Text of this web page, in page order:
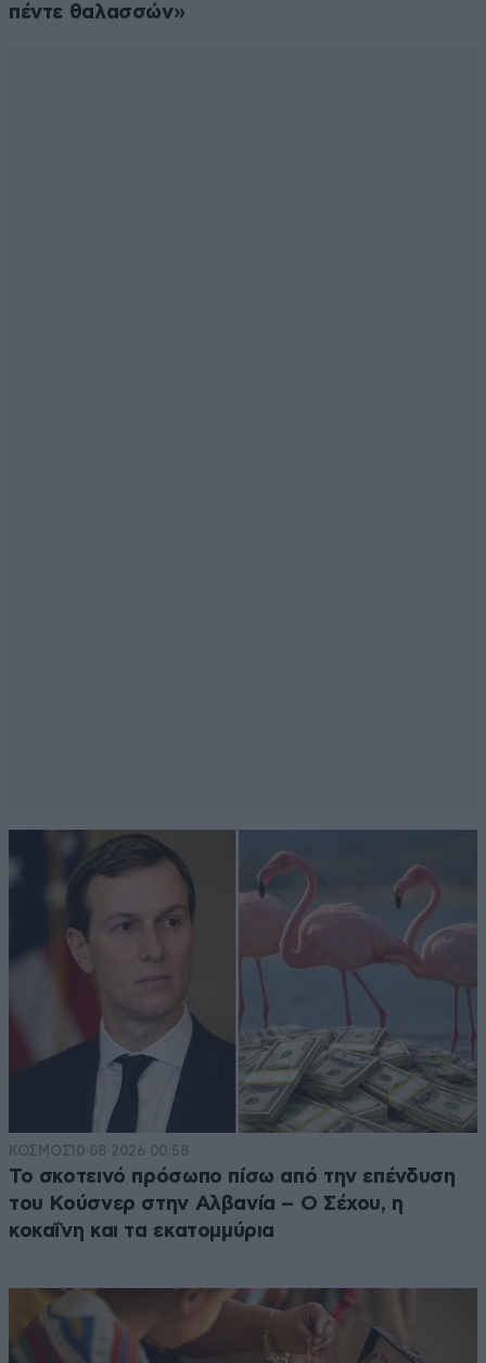
πέντε θαλασσών»
ΚΟΣΜΟΣ10·08·2026 00:58
Το σκοτεινό πρόσωπο πίσω από την επένδυση
του Κούσνερ στην Αλβανία – Ο Σέχου, η
κοκαΐνη και τα εκατομμύρια